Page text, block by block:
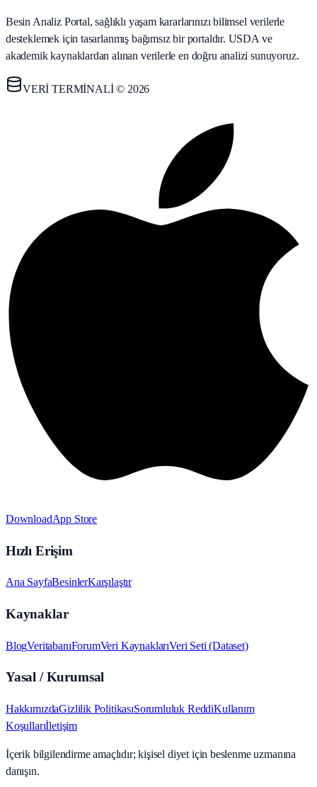
Besin Analiz Portal, sağlıklı yaşam kararlarınızı bilimsel verilerle
desteklemek için tasarlanmış bağımsız bir portaldır. USDA ve
akademik kaynaklardan alınan verilerle en doğru analizi sunuyoruz.
VERİ TERMİNALİ © 2026
DownloadApp Store
Hızlı Erişim
Ana SayfaBesinlerKarşılaştır
Kaynaklar
BlogVeritabanıForumVeri KaynaklarıVeri Seti (Dataset)
Yasal / Kurumsal
HakkımızdaGizlilik PolitikasıSorumluluk ReddiKullanım
Koşullarıİletişim
İçerik bilgilendirme amaçlıdır; kişisel diyet için beslenme uzmanına
danışın.